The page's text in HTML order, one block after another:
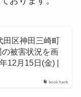
book hack
田区神田三崎町
被害状況を画
12月15日(金) |